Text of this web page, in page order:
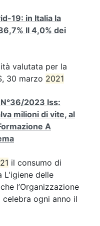
19: in Italia la
Il 4,0% dei
valutata per la
30 marzo 2021
2023 Iss:
milioni di vite, al
A
il consumo di
L'igiene delle
l’Organizzazione
celebra ogni anno il